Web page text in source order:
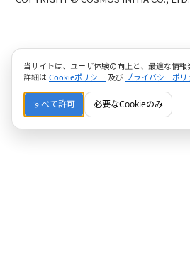
当サイトは、ユーザ体験の向上と、最適な情
詳細は Cookieポリシー 及び プライバシーポリ
すべて許可 必要なCookieのみ